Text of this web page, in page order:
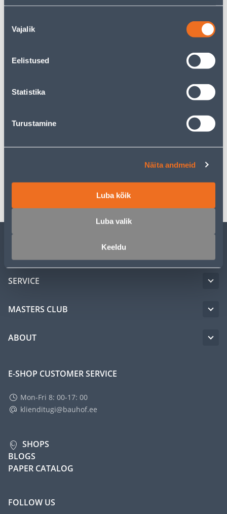
valik
Vajalik
Eelistused
Statistika
Turustamine
Näita andmeid
Luba kõik
Luba valik
Keeldu
222
SERVICE
MASTERS CLUB
ABOUT
E-SHOP CUSTOMER SERVICE
Mon-Fri 8: 00-17: 00
klienditugi@bauhof.ee
SHOPS
BLOGS
PAPER CATALOG
FOLLOW US